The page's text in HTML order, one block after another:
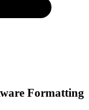
Formatting